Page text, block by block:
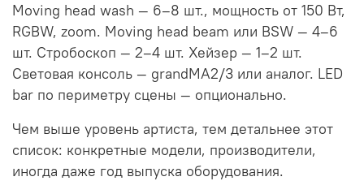
Moving head wash — 6–8 шт., мощность от 150 Вт,
RGBW, zoom. Moving head beam или BSW — 4–6
шт. Стробоскоп — 2–4 шт. Хейзер — 1–2 шт.
Световая консоль — grandMA2/3 или аналог. LED
bar по периметру сцены — опционально.
Чем выше уровень артиста, тем детальнее этот
список: конкретные модели, производители,
иногда даже год выпуска оборудования.